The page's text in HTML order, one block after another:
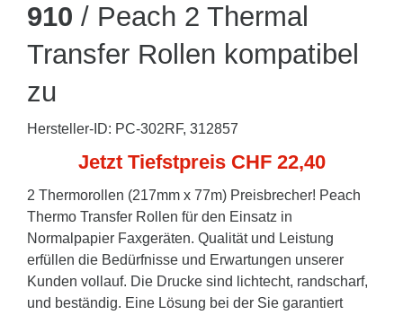
910 / Peach 2 Thermal
Transfer Rollen kompatibel
zu
Hersteller-ID: PC-302RF, 312857
Jetzt Tiefstpreis CHF 22,40
2 Thermorollen (217mm x 77m) Preisbrecher! Peach
Thermo Transfer Rollen für den Einsatz in
Normalpapier Faxgeräten. Qualität und Leistung
erfüllen die Bedürfnisse und Erwartungen unserer
Kunden vollauf. Die Drucke sind lichtecht, randscharf,
und beständig. Eine Lösung bei der Sie garantiert